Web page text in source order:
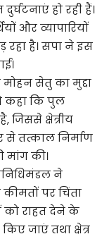
हो रही हैं।
और व्यापारियों
रहा है। सपा ने इस
सेतु का मुद्दा
कहा कि पुल
जिससे क्षेत्रीय
से तत्काल निर्माण
मांग की।
ने
पर चिंता
को राहत देने के
जाएं तथा क्षेत्र